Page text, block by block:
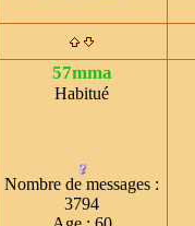
57mma
Habitué
Nombre de messages :
3794